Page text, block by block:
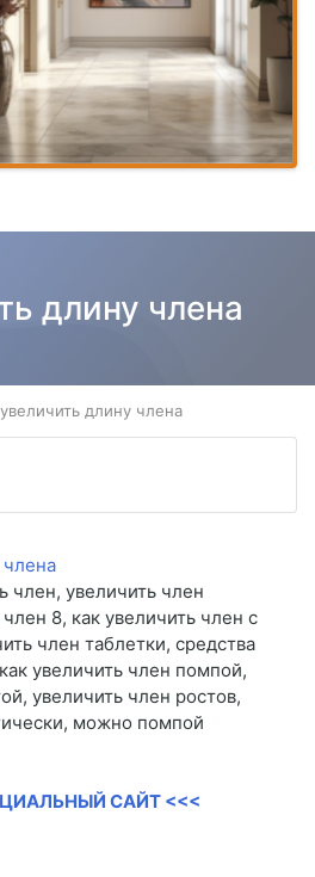
длину члена
длину члена
член, увеличить член
8, как увеличить член с
член таблетки, средства
увеличить член помпой,
увеличить член ростов,
можно помпой
САЙТ <<<